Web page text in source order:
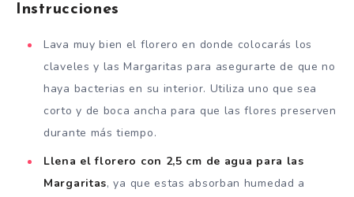
Instrucciones
Lava muy bien el florero en donde colocarás los
claveles y las Margaritas para asegurarte de que no
haya bacterias en su interior. Utiliza uno que sea
corto y de boca ancha para que las flores preserven
durante más tiempo.
Llena el florero con 2,5 cm de agua para las
Margaritas, ya que estas absorban humedad a